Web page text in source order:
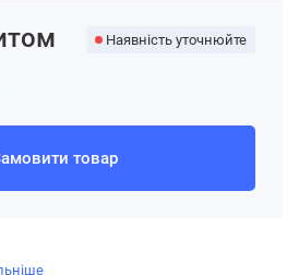
Наявність уточнюйте
товар